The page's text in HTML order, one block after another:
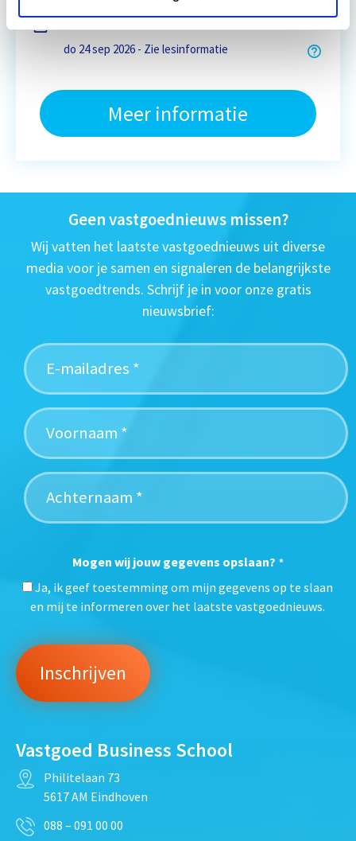
Eerstvolgende startdatum
do 24 sep 2026 - Zie lesinformatie
Meer informatie
Geen vastgoednieuws missen?
Wij vatten het laatste vastgoednieuws uit diverse
media voor je samen en signaleren de belangrijkste
vastgoedtrends. Schrijf je in voor onze gratis
nieuwsbrief:
Mogen wij jouw gegevens opslaan? *
Ja, ik geef toestemming om mijn gegevens op te slaan
en mij te informeren over het laatste vastgoednieuws.
Vastgoed Business School
Philitelaan 73
5617 AM Eindhoven
088 – 091 00 00